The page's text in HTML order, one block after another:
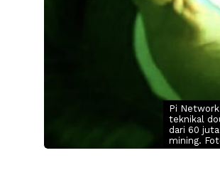
Pi
teknikal
dari 60
mining.